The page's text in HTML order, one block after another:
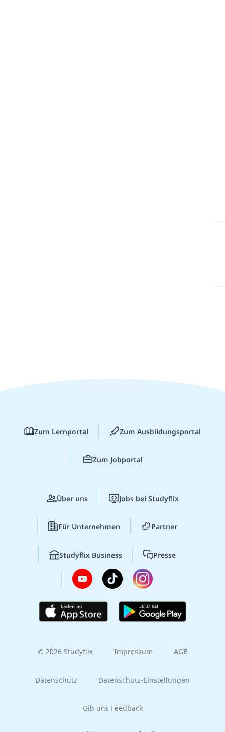
Zum Lernportal Zum Ausbildungsportal
Zum Jobportal
Über uns Jobs bei Studyflix
Für Unternehmen Partner
Studyflix Business Presse
© 2026 Studyflix Impressum AGB
Datenschutz Datenschutz-Einstellungen
Gib uns Feedback